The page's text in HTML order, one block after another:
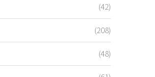
(42)
(208)
(48)